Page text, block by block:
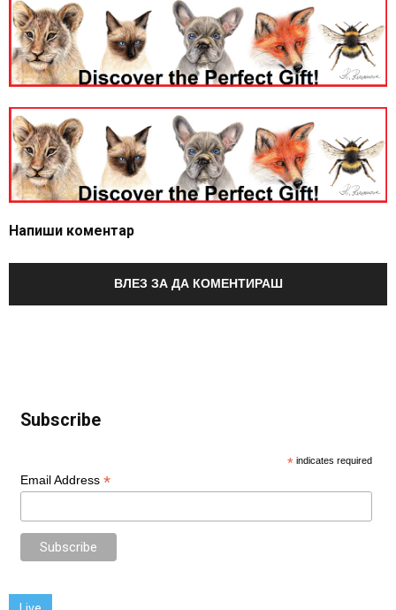
Напиши коментар
ВЛЕЗ ЗА ДА КОМЕНТИРАШ
Subscribe
* indicates required
Email Address *